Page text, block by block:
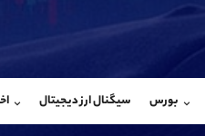
بورس سیگنال ارز دیجیتال